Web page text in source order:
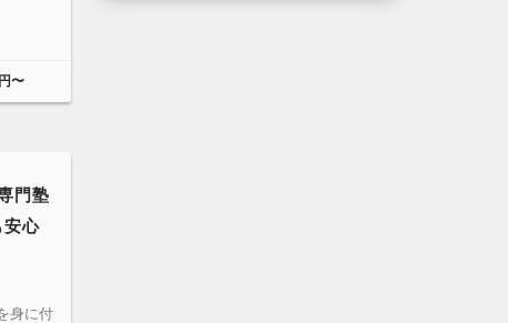
〜
門塾
安心
身に付